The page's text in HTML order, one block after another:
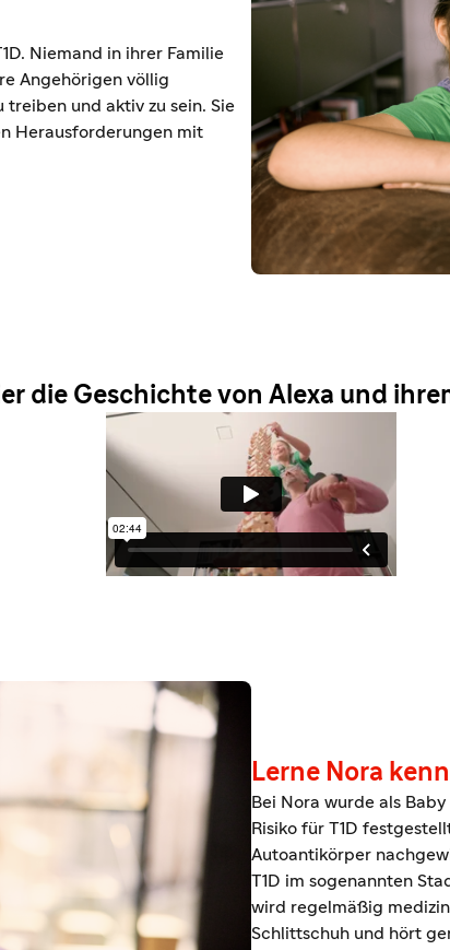
Niemand in ihrer Familie
Angehörigen völlig
treiben und aktiv zu sein. Sie
Herausforderungen mit
die Geschichte von Alexa und
Lerne Nora
Bei Nora wurde als
Risiko für T1D
Autoantikörper
T1D im sogenannten
wird regelmäßig
Schlittschuh und hört